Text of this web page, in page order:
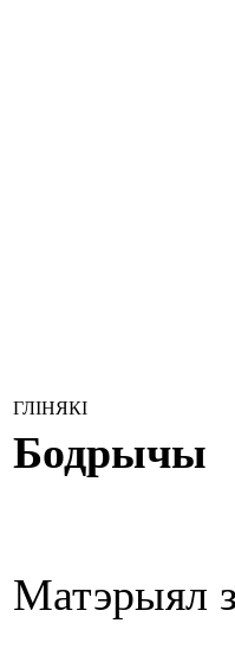
ГЛІНЯКІ
Бодрычы
Матэрыял